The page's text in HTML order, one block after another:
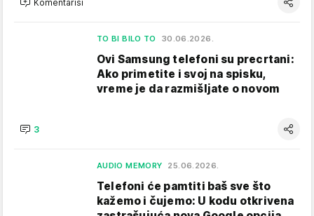
Komentariši
TO BI BILO TO 30.06.2026.
Ovi Samsung telefoni su precrtani:
Ako primetite i svoj na spisku,
vreme je da razmišljate o novom
3
AUDIO MEMORY 25.06.2026.
Telefoni će pamtiti baš sve što
kažemo i čujemo: U kodu otkrivena